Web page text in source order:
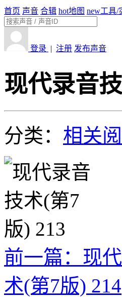
首页 声音 合辑 hot地图 new工具/
登录 | 注册 发布声音
现代录音
分类： 相关
前一篇：现
术(第7版) 214